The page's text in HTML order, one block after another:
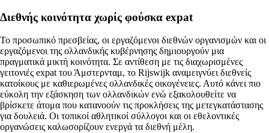
Διεθνής κοινότητα χωρίς φούσκα expat
Το προσωπικό πρεσβείας, οι εργαζόμενοι διεθνών οργανισμών και οι
εργαζόμενοι της ολλανδικής κυβέρνησης δημιουργούν μια
πραγματικά μικτή κοινότητα. Σε αντίθεση με τις διαχωρισμένες
γειτονιές expat του Άμστερνταμ, το Rijswijk αναμειγνύει διεθνείς
κατοίκους με καθιερωμένες ολλανδικές οικογένειες. Αυτό κάνει πιο
εύκολη την εξάσκηση των ολλανδικών ενώ εξακολουθείτε να
βρίσκετε άτομα που κατανοούν τις προκλήσεις της μετεγκατάστασης
για δουλειά. Οι τοπικοί αθλητικοί σύλλογοι και οι εθελοντικές
οργανώσεις καλωσορίζουν ενεργά τα διεθνή μέλη.